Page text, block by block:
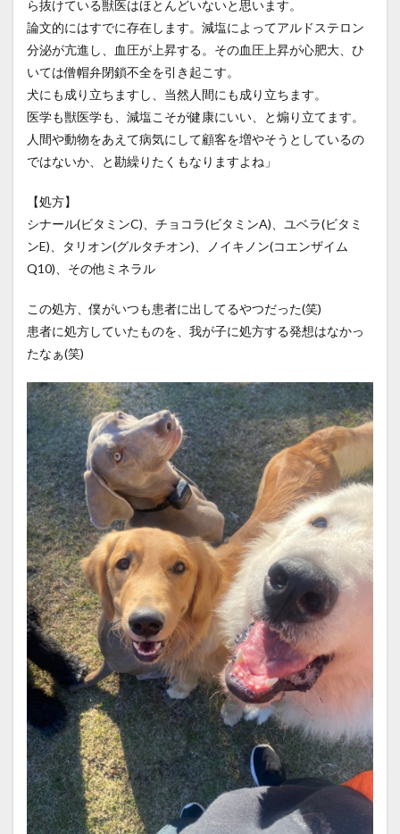
ら抜けている獣医はほとんどいないと思います。
論文的にはすでに存在します。減塩によってアルドステロン
分泌が亢進し、血圧が上昇する。その血圧上昇が心肥大、ひ
いては僧帽弁閉鎖不全を引き起こす。
犬にも成り立ちますし、当然人間にも成り立ちます。
医学も獣医学も、減塩こそが健康にいい、と煽り立てます。
人間や動物をあえて病気にして顧客を増やそうとしているの
ではないか、と勘繰りたくもなりますよね」
【処方】
シナール(ビタミンC)、チョコラ(ビタミンA)、ユベラ(ビタミ
ンE)、タリオン(グルタチオン)、ノイキノン(コエンザイム
Q10)、その他ミネラル
この処方、僕がいつも患者に出してるやつだった(笑)
患者に処方していたものを、我が子に処方する発想はなかっ
たなぁ(笑)